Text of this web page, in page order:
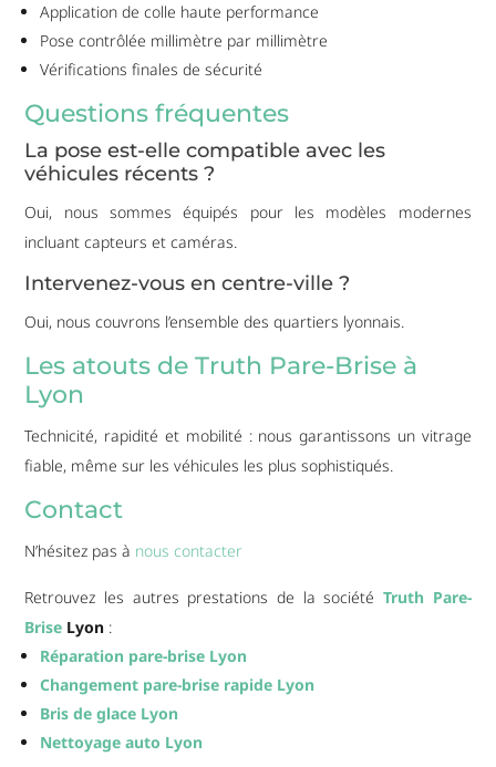
Application de colle haute performance
Pose contrôlée millimètre par millimètre
Vérifications finales de sécurité
Questions fréquentes
La pose est-elle compatible avec les
véhicules récents ?
Oui, nous sommes équipés pour les modèles modernes
incluant capteurs et caméras.
Intervenez-vous en centre-ville ?
Oui, nous couvrons l’ensemble des quartiers lyonnais.
Les atouts de Truth Pare-Brise à
Lyon
Technicité, rapidité et mobilité : nous garantissons un vitrage
fiable, même sur les véhicules les plus sophistiqués.
Contact
N’hésitez pas à nous contacter
Retrouvez les autres prestations de la société Truth Pare-
Brise Lyon :
Réparation pare-brise Lyon
Changement pare-brise rapide Lyon
Bris de glace Lyon
Nettoyage auto Lyon